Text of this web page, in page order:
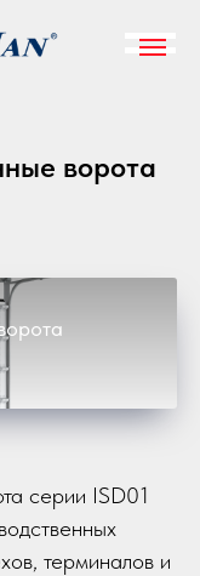
ворота
серии ISD01
терминалов и